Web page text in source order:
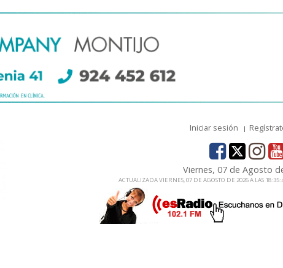
Iniciar sesión
Viernes, 07 de Agosto
ACTUALIZADA VIERNES, 07 DE AGOSTO DE 2026 A LAS